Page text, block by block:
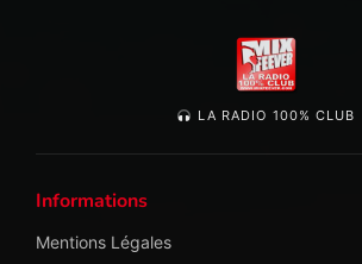
LA RADIO 100% CLUB
Informations
Mentions Légales